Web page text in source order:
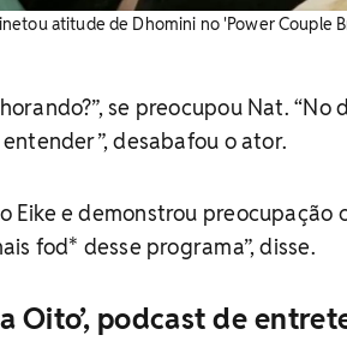
atitude de Dhomini no 'Power Couple
se preocupou Nat.
desabafou o ator.
Eike e demonstrou preocupação
fod* desse programa”, disse.
Oito’, podcast de